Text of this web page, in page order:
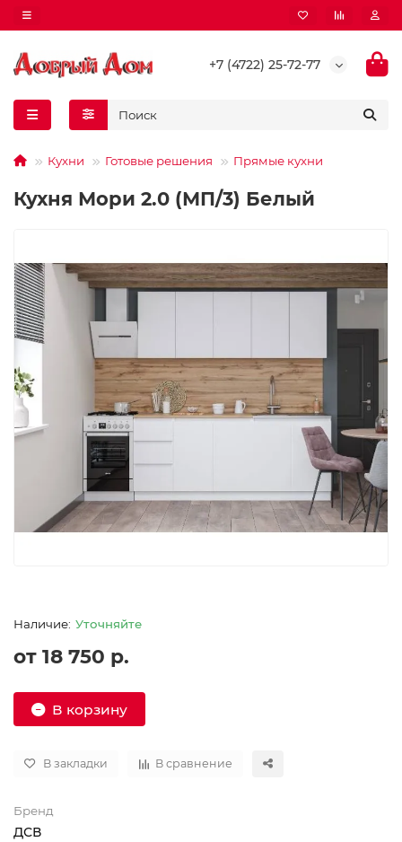
+7 (4722) 25-72-77
Кухни Готовые решения Прямые кухни
Кухня Мори 2.0 (МП/3) Белый
Уточняйте
от 18 750 р.
В корзину
В закладки В сравнение
Бренд
ДСВ